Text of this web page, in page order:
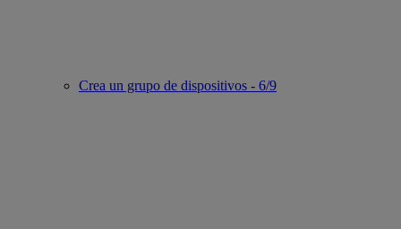
Crea un grupo de dispositivos - 6/9